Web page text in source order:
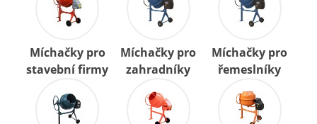
Míchačky pro
stavební firmy
Míchačky pro
zahradníky
Míchačky pro
řemeslníky